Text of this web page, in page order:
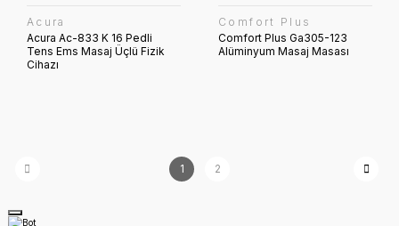
Acura
Acura Ac-833 K 16 Pedli
Tens Ems Masaj Üçlü Fizik
Cihazı
Comfort Plus
Comfort Plus Ga305-123
Alüminyum Masaj Masası
1 2